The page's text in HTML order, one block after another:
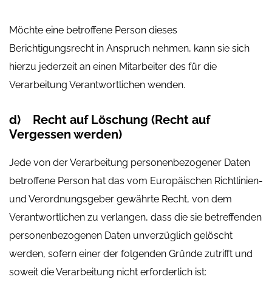
Möchte eine betroffene Person dieses
Berichtigungsrecht in Anspruch nehmen, kann sie sich
hierzu jederzeit an einen Mitarbeiter des für die
Verarbeitung Verantwortlichen wenden.
d) Recht auf Löschung (Recht auf
Vergessen werden)
Jede von der Verarbeitung personenbezogener Daten
betroffene Person hat das vom Europäischen Richtlinien-
und Verordnungsgeber gewährte Recht, von dem
Verantwortlichen zu verlangen, dass die sie betreffenden
personenbezogenen Daten unverzüglich gelöscht
werden, sofern einer der folgenden Gründe zutrifft und
soweit die Verarbeitung nicht erforderlich ist: